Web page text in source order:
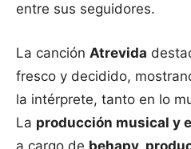
entre sus seguidores.
La canción Atrevida
fresco y decidido,
la intérprete, tanto en lo
La producción musical y